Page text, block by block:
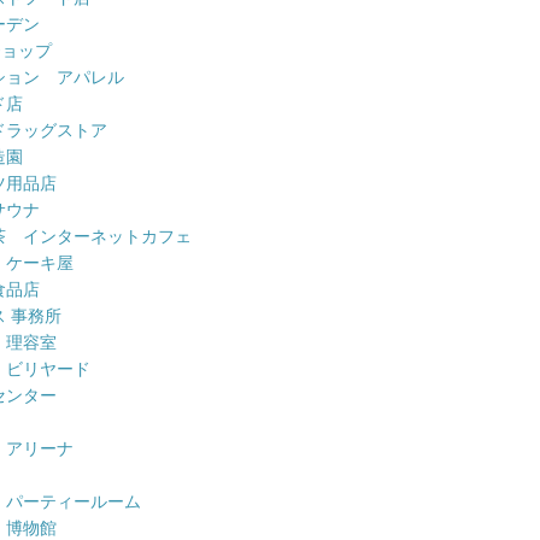
デン
ップ
ョン アパレル
店
ッグストア
用品店
ナ
インターネットカフェ
ーキ屋
品店
事務所
容室
リヤード
ンター
リーナ
ーティールーム
物館